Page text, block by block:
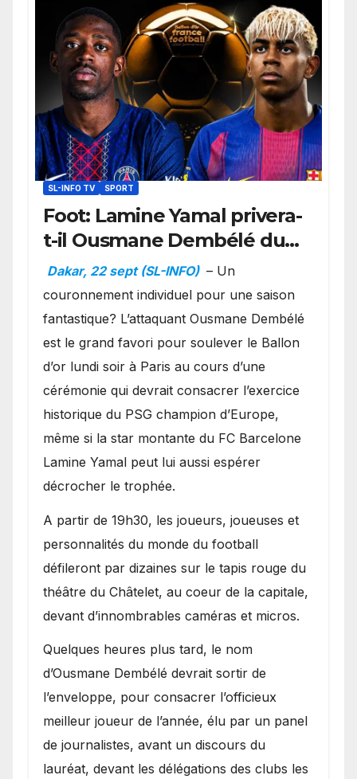
SL-INFO TV SPORT
Foot: Lamine Yamal privera-
t-il Ousmane Dembélé du
Ballon d’or ?
Dakar, 22 sept (SL-INFO) – Un
couronnement individuel pour une saison
fantastique? L’attaquant Ousmane Dembélé
est le grand favori pour soulever le Ballon
d’or lundi soir à Paris au cours d’une
cérémonie qui devrait consacrer l’exercice
historique du PSG champion d’Europe,
même si la star montante du FC Barcelone
Lamine Yamal peut lui aussi espérer
décrocher le trophée.
A partir de 19h30, les joueurs, joueuses et
personnalités du monde du football
défileront par dizaines sur le tapis rouge du
théâtre du Châtelet, au coeur de la capitale,
devant d’innombrables caméras et micros.
Quelques heures plus tard, le nom
d’Ousmane Dembélé devrait sortir de
l’enveloppe, pour consacrer l’officieux
meilleur joueur de l’année, élu par un panel
de journalistes, avant un discours du
lauréat, devant les délégations des clubs les